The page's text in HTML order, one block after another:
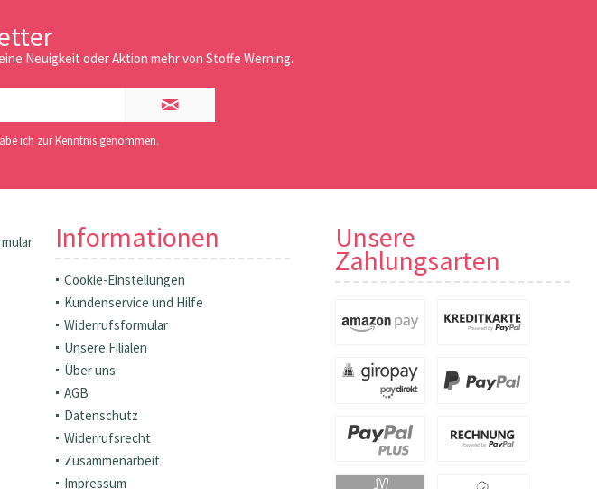
Neuigkeit oder Aktion mehr von Stoffe Werning.
ich zur Kenntnis genommen.
Informationen
Cookie-Einstellungen
Kundenservice und Hilfe
Widerrufsformular
Unsere Filialen
Über uns
AGB
Datenschutz
Widerrufsrecht
Zusammenarbeit
Impressum
Unsere
Zahlungsarten